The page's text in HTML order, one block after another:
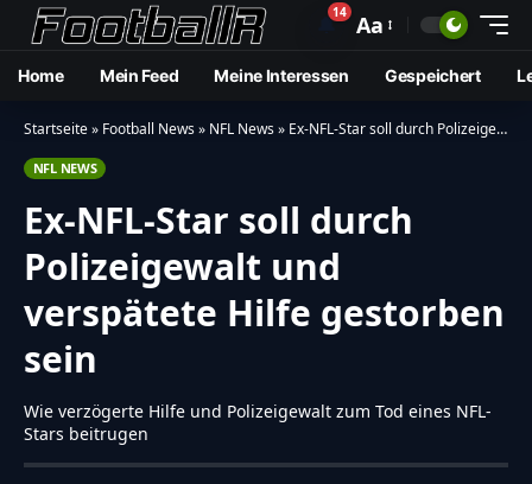
🔔14 Aa
Home Mein Feed Meine Interessen Gespeichert
Startseite» Football News» NFL News» Ex-NFL-Star soll durch Polizeigewalt und verspätete Hilfe gestorben sein
NFL NEWS
Ex-NFL-Star soll durch
Polizeigewalt und
verspätete Hilfe gestorben
sein
Wie verzögerte Hilfe und Polizeigewalt zum Tod eines NFL-
Stars beitrugen